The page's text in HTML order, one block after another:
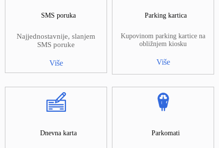
SMS poruka
Najjednostavnije, slanjem
SMS poruke
Više
Parking kartica
Kupovinom parking kartice na
obližnjem kiosku
Više
Dnevna karta Parkomati